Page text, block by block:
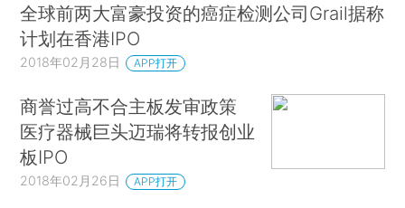
全球前两大富豪投资的癌症检测公司Grail据称
计划在香港IPO
2018年02月28日 APP打开
商誉过高不合主板发审政策
医疗器械巨头迈瑞将转报创业
板IPO
2018年02月26日 APP打开